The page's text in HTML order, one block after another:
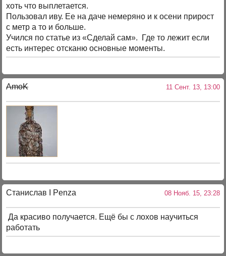
хоть что выплетается.
Пользовал иву. Ее на даче немеряно и к осени прирост
с метр а то и больше.
Учился по статье из «Сделай сам». Где то лежит если
есть интерес отсканю основные моменты.
AmoK 11 Сент. 13, 13:00
Станислав I Penza 08 Нояб. 15, 23:28
Да красиво получается. Ещё бы с лохов научиться
работать